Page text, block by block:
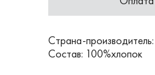
Страна-
Состав: 100%хлопок